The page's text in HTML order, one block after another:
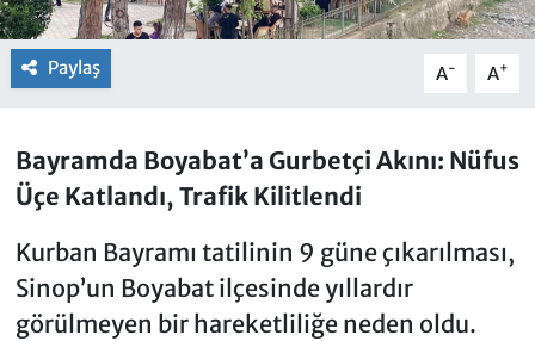
Paylaş A- A+
Bayramda Boyabat’a Gurbetçi Akını: Nüfus
Üçe Katlandı, Trafik Kilitlendi
Kurban Bayramı tatilinin 9 güne çıkarılması,
Sinop’un Boyabat ilçesinde yıllardır
görülmeyen bir hareketliliğe neden oldu.